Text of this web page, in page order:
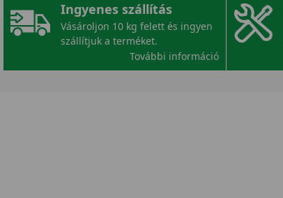
Ingyenes szállítás
Vásároljon 10 kg felett és ingyen
szállítjuk a terméket.
További információ